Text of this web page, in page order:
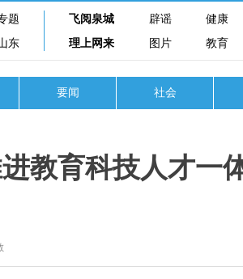
题
东
飞阅泉城 辟谣
健康
理上网来
图片 教育
要闻 社会
教育科技人才一